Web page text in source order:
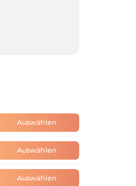
Auswählen
Auswählen
Auswählen